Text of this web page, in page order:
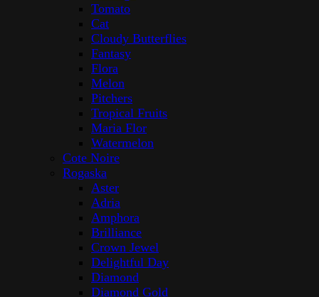
Tomato
Cat
Cloudy Butterflies
Fantasy
Flora
Melon
Pitchers
Tropical Fruits
Maria Flor
Watermelon
Cote Noire
Rogaska
Aster
Adria
Amphora
Brilliance
Crown Jewel
Delightful Day
Diamond
Diamond Gold